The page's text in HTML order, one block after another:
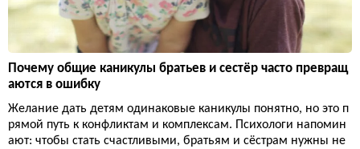
Почему общие каникулы братьев и сестёр часто превращ
аются в ошибку
Желание дать детям одинаковые каникулы понятно, но это п
рямой путь к конфликтам и комплексам. Психологи напомин
ают: чтобы стать счастливыми, братьям и сёстрам нужны не